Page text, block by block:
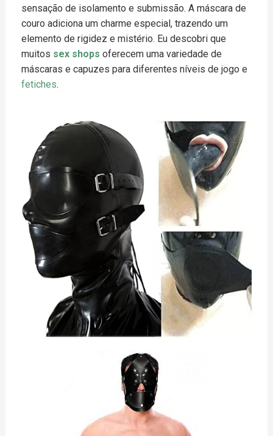
sensação de isolamento e submissão. A máscara de
couro adiciona um charme especial, trazendo um
elemento de rigidez e mistério. Eu descobri que
muitos sex shops oferecem uma variedade de
máscaras e capuzes para diferentes níveis de jogo e
fetiches.